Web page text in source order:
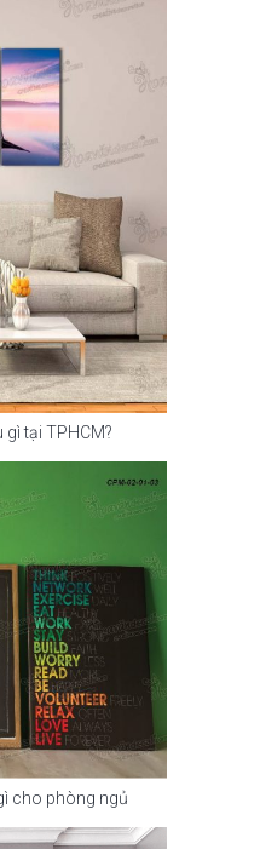
tại TPHCM?
cho phòng ngủ